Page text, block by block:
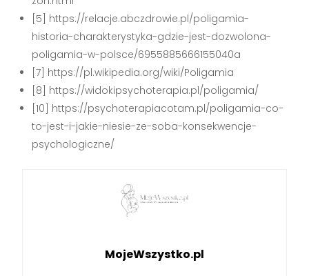
[5] https://relacje.abczdrowie.pl/poligamia-
historia-charakterystyka-gdzie-jest-dozwolona-
poligamia-w-polsce/6955885666155040a
[7] https://pl.wikipedia.org/wiki/Poligamia
[8] https://widokipsychoterapia.pl/poligamia/
[10] https://psychoterapiacotam.pl/poligamia-co-
to-jest-i-jakie-niesie-ze-soba-konsekwencje-
psychologiczne/
MojeWszystko.pl